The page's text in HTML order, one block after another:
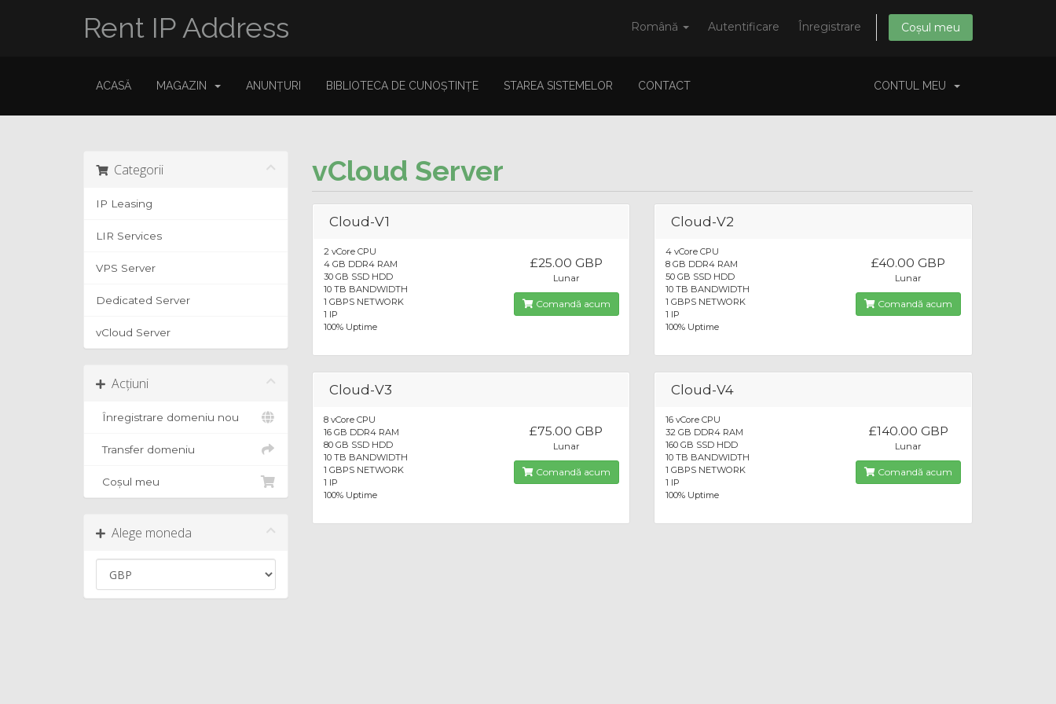
Română Autentificare Înregistrare Coșul meu
Rent IP Address
ACASĂ MAGAZIN ANUNȚURI BIBLIOTECA DE CUNOȘTINȚE STAREA SISTEMELOR CONTACT CONTUL MEU
Categorii
IP Leasing
LIR Services
VPS Server
Dedicated Server
vCloud Server
Acțiuni
Înregistrare domeniu nou
Transfer domeniu
Coșul meu
Alege moneda
vCloud Server
Cloud-V1
2 vCore CPU
4 GB DDR4 RAM
30 GB SSD HDD
10 TB BANDWIDTH
1 GBPS NETWORK
1 IP
100% Uptime
£25.00 GBP
Lunar
Comandă acum
Cloud-V2
4 vCore CPU
8 GB DDR4 RAM
50 GB SSD HDD
10 TB BANDWIDTH
1 GBPS NETWORK
1 IP
100% Uptime
£40.00 GBP
Lunar
Comandă acum
Cloud-V3
8 vCore CPU
16 GB DDR4 RAM
80 GB SSD HDD
10 TB BANDWIDTH
1 GBPS NETWORK
1 IP
100% Uptime
£75.00 GBP
Lunar
Comandă acum
Cloud-V4
16 vCore CPU
32 GB DDR4 RAM
160 GB SSD HDD
10 TB BANDWIDTH
1 GBPS NETWORK
1 IP
100% Uptime
£140.00 GBP
Lunar
Comandă acum